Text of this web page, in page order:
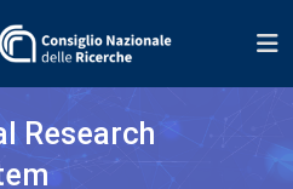
Research